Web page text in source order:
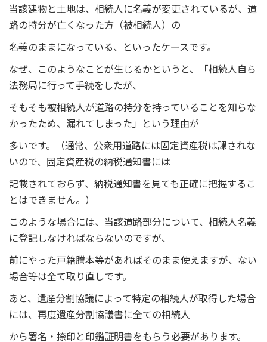
当該建物と土地は、相続人に名義が変更されているが、道
路の持分が亡くなった方（被相続人）の
名義のままになっている、といったケースです。
なぜ、このようなことが生じるかというと、「相続人自ら
法務局に行って手続をしたが、
そもそも被相続人が道路の持分を持っていることを知らな
かったため、漏れてしまった」という理由が
多いです。（通常、公衆用道路には固定資産税は課されな
いので、固定資産税の納税通知書には
記載されておらず、納税通知書を見ても正確に把握するこ
とはできません。）
このような場合には、当該道路部分について、相続人名義
に登記しなければならないのですが、
前にやった戸籍謄本等があればそのまま使えますが、ない
場合等は全て取り直しです。
あと、遺産分割協議によって特定の相続人が取得した場合
には、再度遺産分割協議書に全ての相続人
から署名・捺印と印鑑証明書をもらう必要があります。